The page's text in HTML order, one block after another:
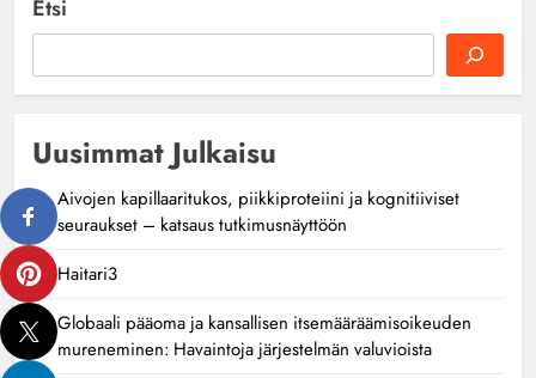
Etsi
Uusimmat Julkaisu
Aivojen kapillaaritukos, piikkiproteiini ja kognitiiviset
seuraukset – katsaus tutkimusnäyttöön
Haitari3
Globaali pääoma ja kansallisen itsemääräämisoikeuden
mureneminen: Havaintoja järjestelmän valuvioista